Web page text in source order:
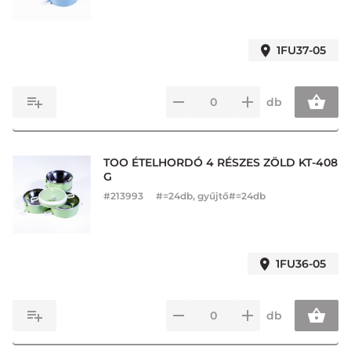
1FU37-05
db
TOO ÉTELHORDÓ 4 RÉSZES ZÖLD KT-408
G
#213993 #=24db, gyűjtő#=24db
1FU36-05
db